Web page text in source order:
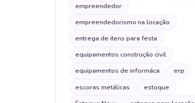
empreendedor
empreendedorismo na locação
entrega de itens para festa
equipamentos construção civil
equipamentos de informáca
erp
escoras metálicas
estoque